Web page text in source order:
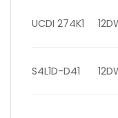
UCDI 274K1
S4L1D-D41